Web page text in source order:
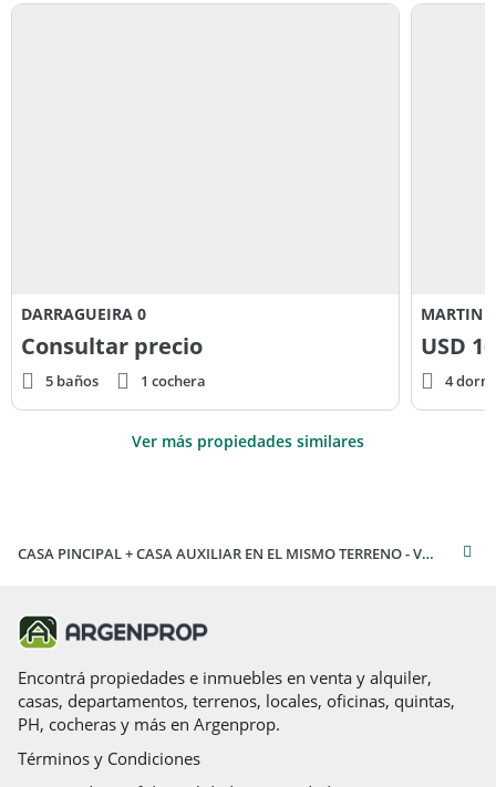
DARRAGUEIRA 0
Consultar precio
5 baños 1 cochera
MARTIN
USD
4
Ver más propiedades similares
CASA PINCIPAL + CASA AUXILIAR EN EL MISMO TERRENO - VENTA BARADERO
Encontrá propiedades e inmuebles en venta y alquiler,
casas, departamentos, terrenos, locales, oficinas, quintas,
PH, cocheras y más en Argenprop.
Términos y Condiciones